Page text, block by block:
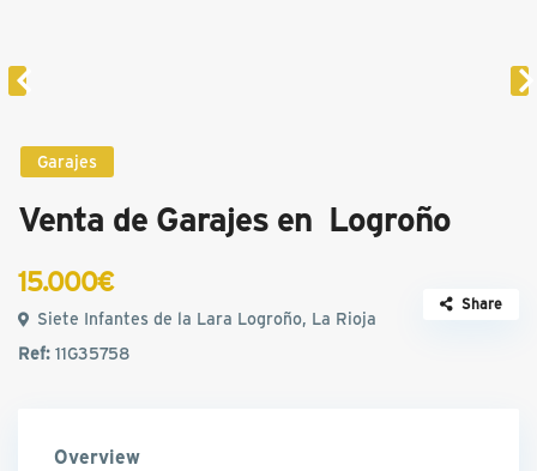
Garajes
Venta de Garajes en Logroño
15.000€
Siete Infantes de la Lara Logroño, La Rioja
Ref:11G35758
Share
Overview